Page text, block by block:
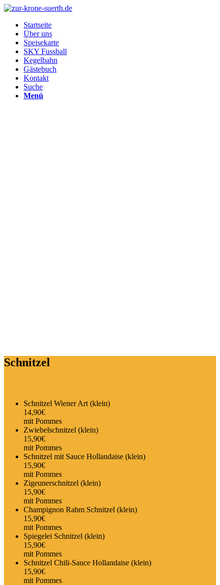
Startseite
Über uns
Speisekarte
SKY Fussball
Kegelbahn
Gästebuch
Kontakt
Suche
Menü
Schnitzel
Schnitzel Wiener Art (klein)
14,90€
mit Pommes
Zwiebelschnitzel (klein)
15,90€
mit Pommes
Schnitzel mit Sauce Hollandaise (klein)
15,90€
mit Pommes
Zigeunerschnitzel (klein)
15,90€
mit Pommes
Champignon Rahm Schnitzel (klein)
15,90€
mit Pommes
Spiegelei Schnitzel (klein)
15,90€
mit Pommes
Schnitzel Chili-Sauce Hollandaise (klein)
15,90€
mit Pommes